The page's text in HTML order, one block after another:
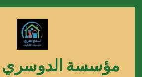
مؤسسة الدوسري